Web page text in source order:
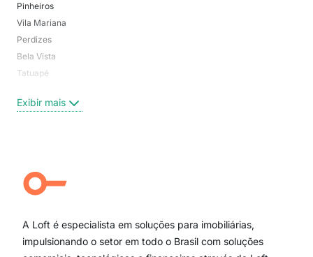
Pinheiros
Vila Mariana
Perdizes
Bela Vista
Tatuapé
Centro
Campo Belo
Ipiranga
Paraíso
Itaim Bibi
Exibir mais
A Loft é especialista em soluções para imobiliárias,
impulsionando o setor em todo o Brasil com soluções